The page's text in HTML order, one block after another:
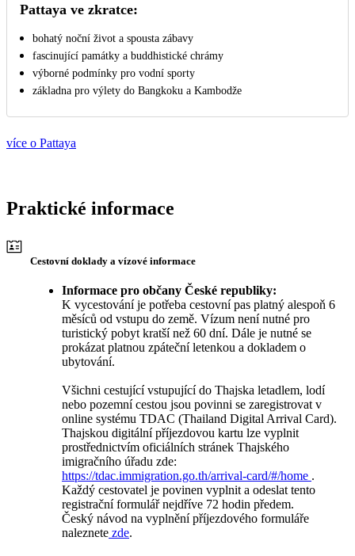
Pattaya ve zkratce:
bohatý noční život a spousta zábavy
fascinující památky a buddhistické chrámy
výborné podmínky pro vodní sporty
základna pro výlety do Bangkoku a Kambodže
více o Pattaya
Praktické informace
Cestovní doklady a vízové informace
Informace pro občany České republiky:
K vycestování je potřeba cestovní pas platný alespoň 6
měsíců od vstupu do země. Vízum není nutné pro
turistický pobyt kratší než 60 dní. Dále je nutné se
prokázat platnou zpáteční letenkou a dokladem o
ubytování.
Všichni cestující vstupující do Thajska letadlem, lodí
nebo pozemní cestou jsou povinni se zaregistrovat v
online systému TDAC (Thailand Digital Arrival Card).
Thajskou digitální příjezdovou kartu lze vyplnit
prostřednictvím oficiálních stránek Thajského
imigračního úřadu zde:
https://tdac.immigration.go.th/arrival-card/#/home .
Každý cestovatel je povinen vyplnit a odeslat tento
registrační formulář nejdříve 72 hodin předem.
Český návod na vyplnění příjezdového formuláře
naleznete zde.